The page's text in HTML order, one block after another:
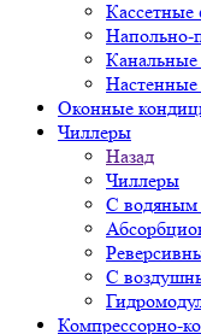
Напольно-
Оконные
Чиллеры
Назад
Чиллеры
С водяным
С
Компрессорно-